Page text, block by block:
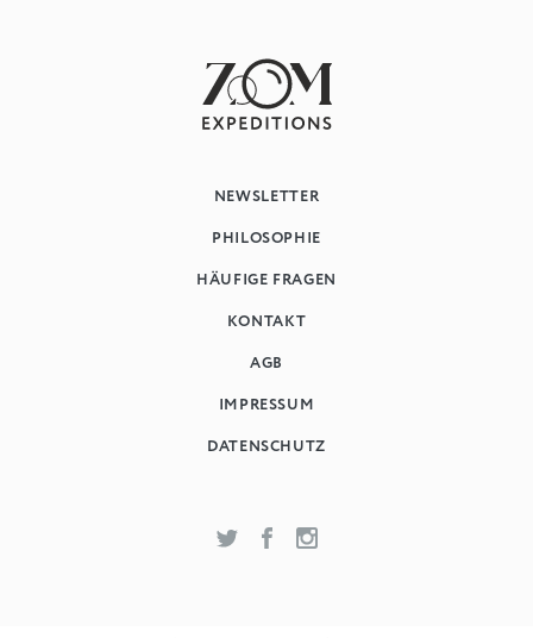
NEWSLETTER
PHILOSOPHIE
HÄUFIGE FRAGEN
KONTAKT
AGB
IMPRESSUM
DATENSCHUTZ